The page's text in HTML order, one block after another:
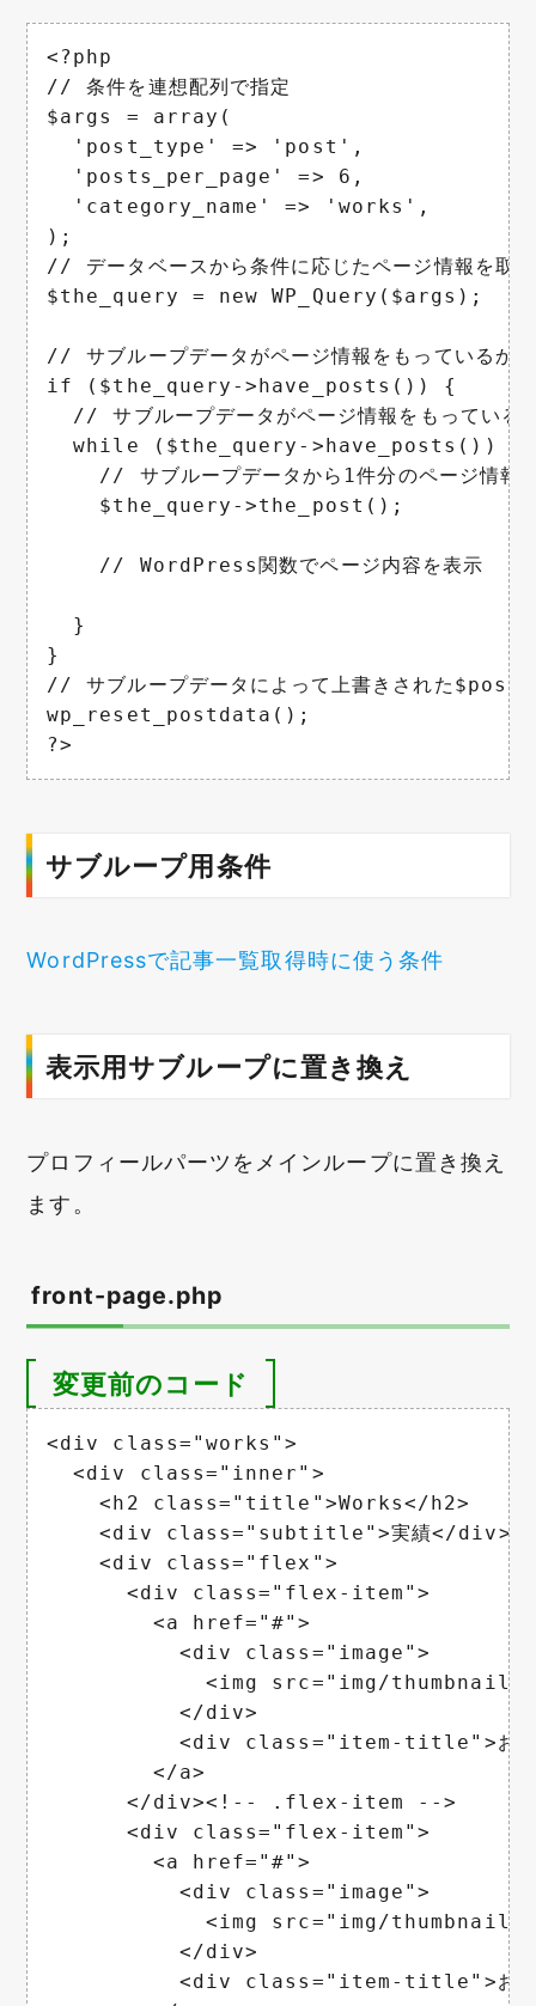
<?php
// 条件を連想配列で指定
$args = array(
  'post_type' => 'post',
  'posts_per_page' => 6,
  'category_name' => 'works',
);
// データベースから条件に応じたページ情報を取
$the_query = new WP_Query($args);
// サブループデータがページ情報をもっているか
if ($the_query->have_posts()) {
// サブループデータがページ情報をもっている
  while ($the_query->have_posts()) {
// サブループデータから1件分のページ情報
    $the_query->the_post();
    // WordPress関数でページ内容を表示
  }
}
// サブループデータによって上書きされた$post
wp_reset_postdata();
?>
サブループ用条件
WordPressで記事一覧取得時に使う条件
表示用サブループに置き換え
プロフィールパーツをメインループに置き換え
ます。
front-page.php
変更前のコード
<div class="works">
  <div class="inner">
    <h2 class="title">Works</h2>
    <div class="subtitle">実績</div>
    <div class="flex">
      <div class="flex-item">
        <a href="#">
          <div class="image">
<img src="img/
          </div>
<div class="item-title">おす
        </a>
      </div><!-- .flex-item -->
      <div class="flex-item">
        <a href="#">
          <div class="image">
<img src="img/
          </div>
<div class="item-title">おす